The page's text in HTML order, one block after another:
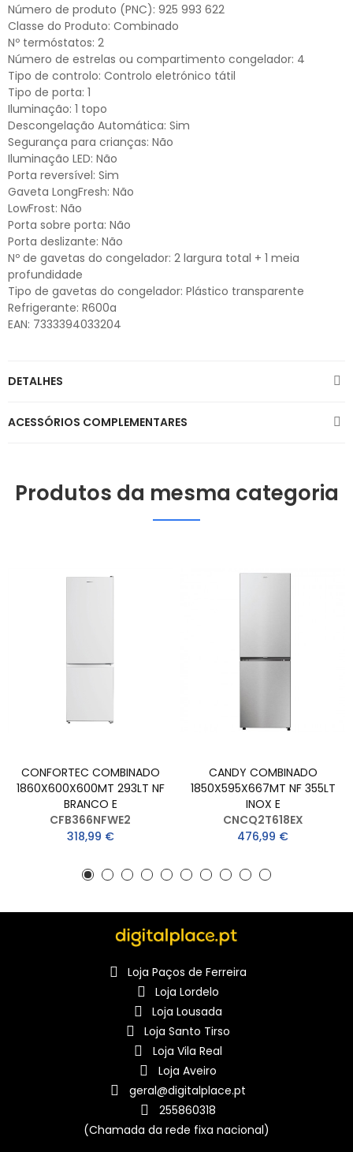
Número de produto (PNC): 925 993 622
Classe do Produto: Combinado
Nº termóstatos: 2
Número de estrelas ou compartimento congelador: 4
Tipo de controlo: Controlo eletrónico tátil
Tipo de porta: 1
Iluminação: 1 topo
Descongelação Automática: Sim
Segurança para crianças: Não
Iluminação LED: Não
Porta reversível: Sim
Gaveta LongFresh: Não
LowFrost: Não
Porta sobre porta: Não
Porta deslizante: Não
Nº de gavetas do congelador: 2 largura total + 1 meia
profundidade
Tipo de gavetas do congelador: Plástico transparente
Refrigerante: R600a
EAN: 7333394033204
DETALHES
ACESSÓRIOS COMPLEMENTARES
Produtos da mesma categoria
CONFORTEC COMBINADO
1860X600X600MT 293LT NF
BRANCO E
CFB366NFWE2
318,99 €
CANDY COMBINADO
1850X595X667MT NF 355LT
INOX E
CNCQ2T618EX
476,99 €
Loja Paços de Ferreira
Loja Lordelo
Loja Lousada
Loja Santo Tirso
Loja Vila Real
Loja Aveiro
geral@digitalplace.pt
255860318
(Chamada da rede fixa nacional)